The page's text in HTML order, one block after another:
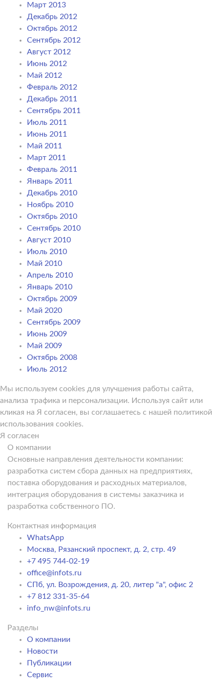
Март 2013
Декабрь 2012
Октябрь 2012
Сентябрь 2012
Август 2012
Июнь 2012
Май 2012
Февраль 2012
Декабрь 2011
Сентябрь 2011
Июль 2011
Июнь 2011
Май 2011
Март 2011
Февраль 2011
Январь 2011
Декабрь 2010
Ноябрь 2010
Октябрь 2010
Сентябрь 2010
Август 2010
Июль 2010
Май 2010
Апрель 2010
Январь 2010
Октябрь 2009
Май 2020
Сентябрь 2009
Июнь 2009
Май 2009
Октябрь 2008
Июль 2012
Мы используем cookies для улучшения работы сайта,
анализа трафика и персонализации. Используя сайт или
кликая на Я согласен, вы соглашаетесь с нашей политикой
использования cookies.
Я согласен
О компании
Основные направления деятельности компании:
разработка систем сбора данных на предприятиях,
поставка оборудования и расходных материалов,
интеграция оборудования в системы заказчика и
разработка собственного ПО.
Контактная информация
WhatsApp
Москва, Рязанский проспект, д. 2, стр. 49
+7 495 744-02-19
office@infots.ru
СПб, ул. Возрождения, д. 20, литер "a", офис 2
+7 812 331-35-64
info_nw@infots.ru
Разделы
О компании
Новости
Публикации
Сервис